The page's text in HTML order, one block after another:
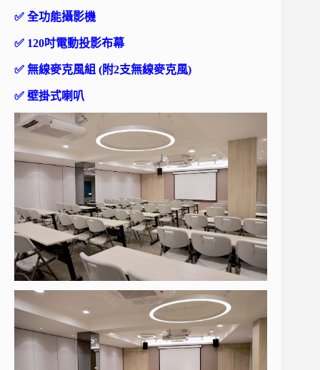
✅ 全功能攝影機
✅ 120吋電動投影布幕
✅ 無線麥克風組 (附2支無線麥克風)
✅ 壁掛式喇叭